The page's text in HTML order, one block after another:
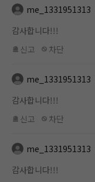
me_1331951313
감사합니다!!!
신고
차단
me_1331951313
감사합니다!!!
신고
차단
me_1331951313
감사합니다!!!